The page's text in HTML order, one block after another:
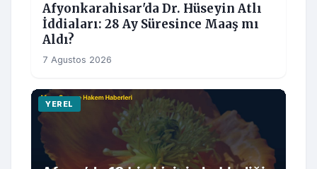
Afyonkarahisar'da Dr. Hüseyin Atlı
İddiaları: 28 Ay Süresince Maaş mı
Aldı?
7 Agustos 2026
YEREL